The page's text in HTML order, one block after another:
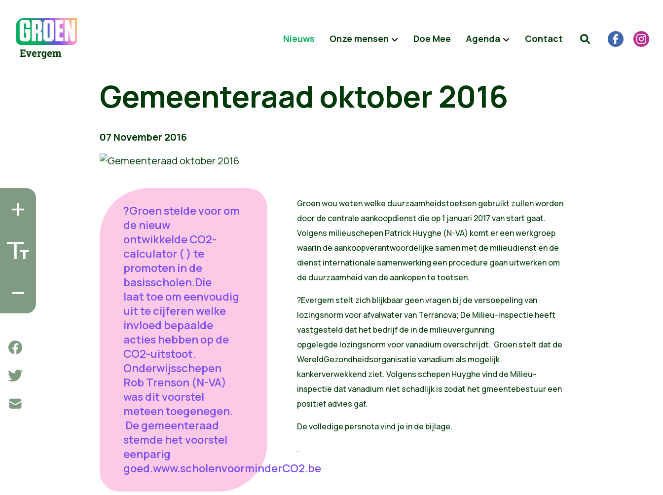
Nieuws Onze mensen Doe Mee Agenda Contact
Gemeenteraad oktober 2016
07 November 2016
?Groen stelde voor om
de nieuw
ontwikkelde CO2-
calculator ( ) te
promoten in de
basisscholen.Die
laat toe om eenvoudig
uit te cijferen welke
invloed bepaalde
acties hebben op de
CO2-uitstoot.
Onderwijsschepen
Rob Trenson (N-VA)
was dit voorstel
meteen toegenegen.
De gemeenteraad
stemde het voorstel
eenparig
goed.www.scholenvoorminderCO2.be
Groen wou weten welke duurzaamheidstoetsen gebruikt zullen worden
door de centrale aankoopdienst die op 1 januari 2017 van start gaat.
Volgens milieuschepen Patrick Huyghe (N-VA) komt er een werkgroep
waarin de aankoopverantwoordelijke samen met de milieudienst en de
dienst internationale samenwerking een procedure gaan uitwerken om
de duurzaamheid van de aankopen te toetsen.
?Evergem stelt zich blijkbaar geen vragen bij de versoepeling van
lozingsnorm voor afvalwater van Terranova; De Milieu-inspectie heeft
vastgesteld dat het bedrijf de in de milieuvergunning
opgelegde lozingsnorm voor vanadium overschrijdt. Groen stelt dat de
WereldGezondheidsorganisatie vanadium als mogelijk
kankerverwekkend ziet. Volgens schepen Huyghe vind de Milieu-
inspectie dat vanadium niet schadlijk is zodat het gmeentebestuur een
positief advies gaf.
De volledige persnota vind je in de bijlage.
.